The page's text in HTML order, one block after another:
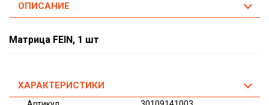
ОПИСАНИЕ
Матрица FEIN, 1 шт
ХАРАКТЕРИСТИКИ